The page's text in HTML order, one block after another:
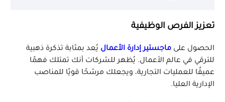
تعزيز الفرص الوظيفية
الحصول على ماجستير إدارة الأعمال يُعد بمثابة تذكرة ذهبية
للترقي في عالم الأعمال. يُظهر للشركات أنك تمتلك فهمًا
عميقًا للعمليات التجارية، ويجعلك مرشحًا قويًا للمناصب
الإدارية العليا.